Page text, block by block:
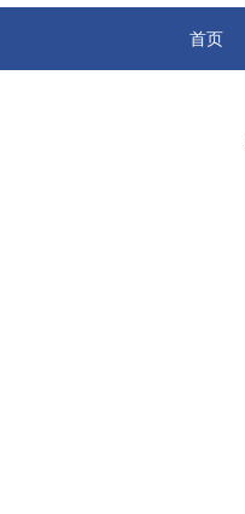
首页